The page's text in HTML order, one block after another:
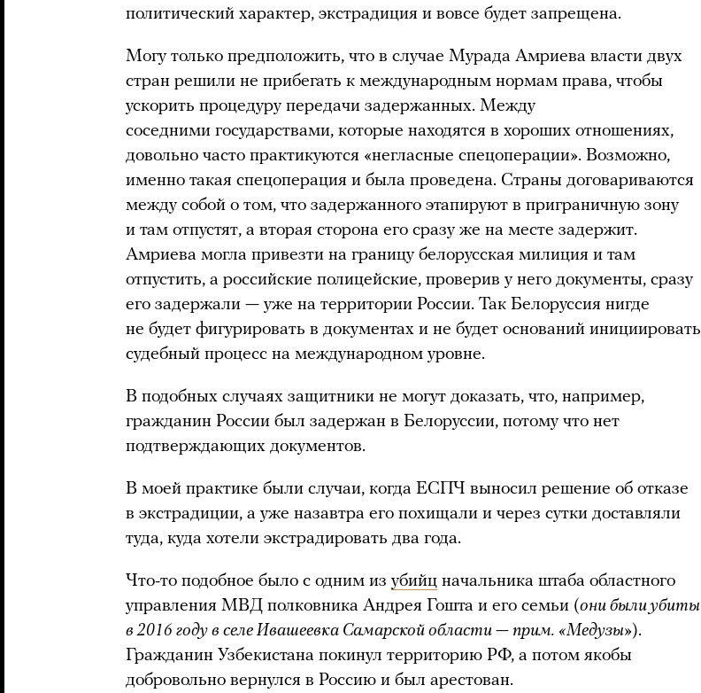
политический характер, экстрадиция и вовсе будет запрещена.
Могу только предположить, что в случае Мурада Амриева власти двух
стран решили не прибегать к международным нормам права, чтобы
ускорить процедуру передачи задержанных. Между
соседними государствами, которые находятся в хороших отношениях,
довольно часто практикуются «негласные спецоперации». Возможно,
именно такая спецоперация и была проведена. Страны договариваются
между собой о том, что задержанного этапируют в приграничную зону
и там отпустят, а вторая сторона его сразу же на месте задержит.
Амриева могла привезти на границу белорусская милиция и там
отпустить, а российские полицейские, проверив у него документы, сразу
его задержали — уже на территории России. Так Белоруссия нигде
не будет фигурировать в документах и не будет оснований инициировать
судебный процесс на международном уровне.
В подобных случаях защитники не могут доказать, что, например,
гражданин России был задержан в Белоруссии, потому что нет
подтверждающих документов.
В моей практике были случаи, когда ЕСПЧ выносил решение об отказе
в экстрадиции, а уже назавтра его похищали и через сутки доставляли
туда, куда хотели экстрадировать два года.
Что-то подобное было с одним из убийц начальника штаба областного
управления МВД полковника Андрея Гошта и его семьи (они были убиты
в 2016 году в селе Ивашеевка Самарской области — прим. «Медузы»).
Гражданин Узбекистана покинул территорию РФ, а потом якобы
добровольно вернулся в Россию и был арестован.